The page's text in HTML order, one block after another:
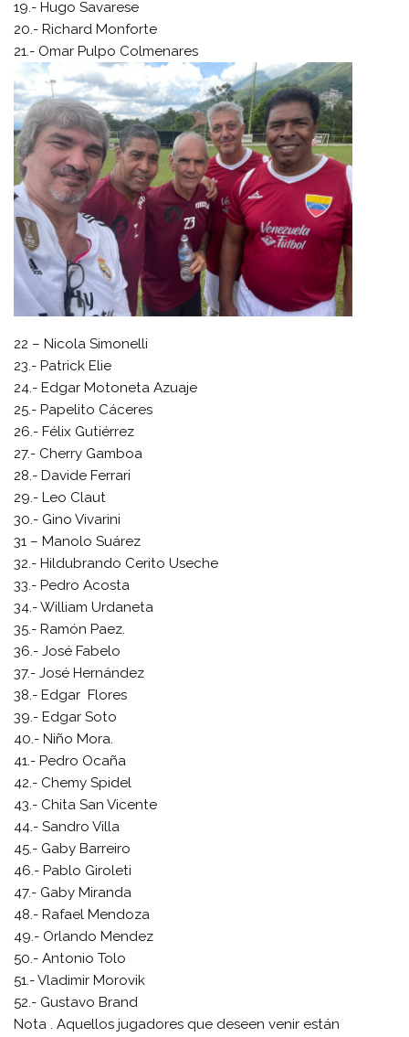
19.- Hugo Savarese
20.- Richard Monforte
21.- Omar Pulpo Colmenares
22 – Nicola Simonelli
23.- Patrick Elie
24.- Edgar Motoneta Azuaje
25.- Papelito Cáceres
26.- Félix Gutiérrez
27.- Cherry Gamboa
28.- Davide Ferrari
29.- Leo Claut
30.- Gino Vivarini
31 – Manolo Suárez
32.- Hildubrando Cerito Useche
33.- Pedro Acosta
34.- William Urdaneta
35.- Ramón Paez.
36.- José Fabelo
37.- José Hernández
38.- Edgar Flores
39.- Edgar Soto
40.- Niño Mora.
41.- Pedro Ocaña
42.- Chemy Spidel
43.- Chita San Vicente
44.- Sandro Villa
45.- Gaby Barreiro
46.- Pablo Giroleti
47.- Gaby Miranda
48.- Rafael Mendoza
49.- Orlando Mendez
50.- Antonio Tolo
51.- Vladimir Morovik
52.- Gustavo Brand
Nota . Aquellos jugadores que deseen venir están